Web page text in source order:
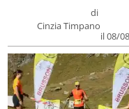
di
Cinzia Timpano
il 08/